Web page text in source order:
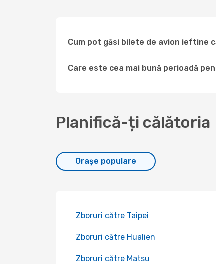
Cum pot găsi bilete de avion ieftine
Care este cea mai bună perioadă
Planifică-ți călătoria
Orașe populare
Zboruri către Taipei
Zboruri către Hualien
Zboruri către Matsu